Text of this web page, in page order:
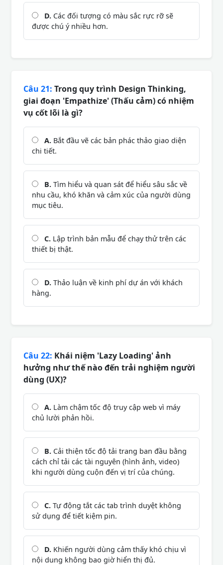
D. Các đối tượng có màu sắc rực rỡ sẽ
được chú ý nhiều hơn.
Câu 21: Trong quy trình Design Thinking,
giai đoạn 'Empathize' (Thấu cảm) có nhiệm
vụ cốt lõi là gì?
A. Bắt đầu vẽ các bản phác thảo giao diện
chi tiết.
B. Tìm hiểu và quan sát để hiểu sâu sắc về
nhu cầu, khó khăn và cảm xúc của người dùng
mục tiêu.
C. Lập trình bản mẫu để chạy thử trên các
thiết bị thật.
D. Thảo luận về kinh phí dự án với khách
hàng.
Câu 22: Khái niệm 'Lazy Loading' ảnh
hưởng như thế nào đến trải nghiệm người
dùng (UX)?
A. Làm chậm tốc độ truy cập web vì máy
chủ lười phản hồi.
B. Cải thiện tốc độ tải trang ban đầu bằng
cách chỉ tải các tài nguyên (hình ảnh, video)
khi người dùng cuộn đến vị trí của chúng.
C. Tự động tắt các tab trình duyệt không
sử dụng để tiết kiệm pin.
D. Khiến người dùng cảm thấy khó chịu vì
nội dung không bao giờ hiển thị đủ.